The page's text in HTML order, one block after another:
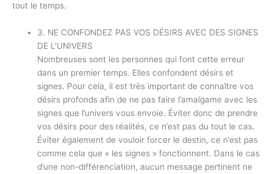
tout le temps.
3. NE CONFONDEZ PAS VOS DÉSIRS AVEC DES SIGNES
DE L’UNIVERS
Nombreuses sont les personnes qui font cette erreur
dans un premier temps. Elles confondent désirs et
signes. Pour cela, il est très important de connaître vos
désirs profonds afin de ne pas faire l’amalgame avec les
signes que l’univers vous envoie. Éviter donc de prendre
vos désirs pour des réalités, ce n’est pas du tout le cas.
Éviter également de vouloir forcer le destin, ce n’est pas
comme cela que « les signes » fonctionnent. Dans le cas
d’une non-différenciation, aucun message pertinent ne